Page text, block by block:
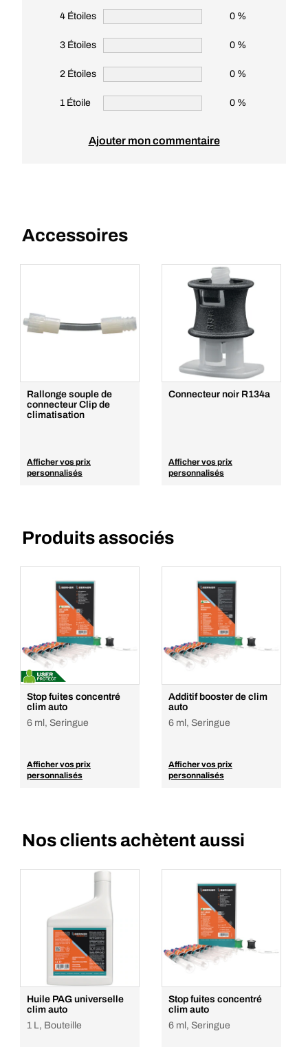
4 Étoiles 0 %
3 Étoiles 0 %
2 Étoiles 0 %
1 Étoile 0 %
Ajouter mon commentaire
Accessoires
Rallonge souple de
connecteur Clip de
climatisation
Afficher vos prix
personnalisés
Connecteur noir R134a
Afficher vos prix
personnalisés
Produits associés
Stop fuites concentré
clim auto
6 ml, Seringue
Afficher vos prix
personnalisés
Additif booster de clim
auto
6 ml, Seringue
Afficher vos prix
personnalisés
Nos clients achètent aussi
Huile PAG universelle
clim auto
1 L, Bouteille
Stop fuites concentré
clim auto
6 ml, Seringue